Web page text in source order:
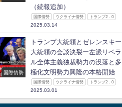
（続報追加）
国際情勢 ウクライナ情勢 トランプ2．0
2025.03.14
国際情勢
トランプ大統領とゼレンスキー
大統領の会談決裂ー左派リベラ
ル全体主義独裁勢力の没落と多
極化文明勢力興隆の本格開始
国際情勢 ウクライナ情勢 トランプ2．0
2025.03.01